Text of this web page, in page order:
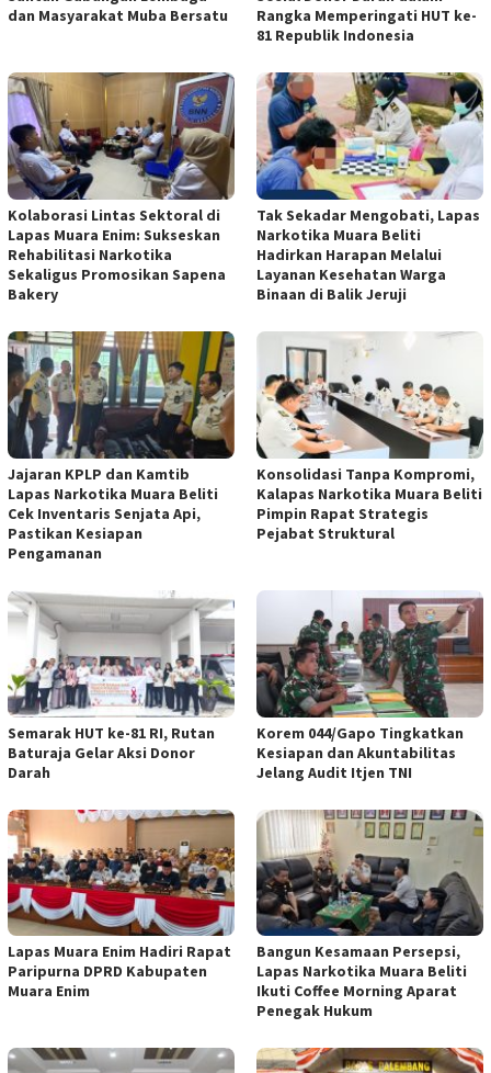
dan Masyarakat Muba Bersatu
Rangka Memperingati HUT ke-
81 Republik Indonesia
Kolaborasi Lintas Sektoral di
Lapas Muara Enim: Sukseskan
Rehabilitasi Narkotika
Sekaligus Promosikan Sapena
Bakery
Tak Sekadar Mengobati, Lapas
Narkotika Muara Beliti
Hadirkan Harapan Melalui
Layanan Kesehatan Warga
Binaan di Balik Jeruji
Jajaran KPLP dan Kamtib
Lapas Narkotika Muara Beliti
Cek Inventaris Senjata Api,
Pastikan Kesiapan
Pengamanan
Konsolidasi Tanpa Kompromi,
Kalapas Narkotika Muara Beliti
Pimpin Rapat Strategis
Pejabat Struktural
Semarak HUT ke-81 RI, Rutan
Baturaja Gelar Aksi Donor
Darah
Korem 044/Gapo Tingkatkan
Kesiapan dan Akuntabilitas
Jelang Audit Itjen TNI
Lapas Muara Enim Hadiri Rapat
Paripurna DPRD Kabupaten
Muara Enim
Bangun Kesamaan Persepsi,
Lapas Narkotika Muara Beliti
Ikuti Coffee Morning Aparat
Penegak Hukum